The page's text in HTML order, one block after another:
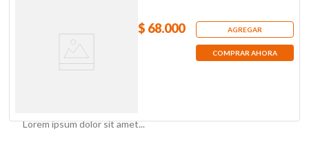
$ 68.000 AGREGAR
COMPRAR AHORA
Lorem ipsum dolor sit amet...